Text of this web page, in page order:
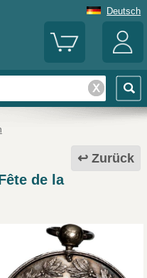
Deutsch
Zurück
de la